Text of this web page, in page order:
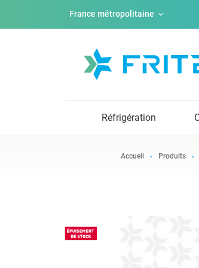
France métropolitaine
Réfrigération
Accueil Produits